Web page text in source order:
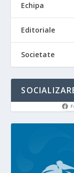
Echipa
Editoriale
Societate